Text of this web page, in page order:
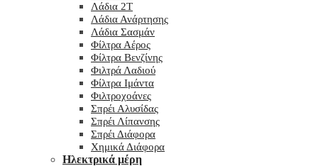
Λάδια 2T
Λάδια Ανάρτησης
Λάδια Σασμάν
Φίλτρα Αέρος
Φίλτρα Βενζίνης
Φιλτρά Λαδιού
Φίλτρα Ιμάντα
Φιλτροχοάνες
Σπρέι Αλυσίδας
Σπρέι Λίπανσης
Σπρέι Διάφορα
Χημικά Διάφορα
Hλεκτρικά μέρη